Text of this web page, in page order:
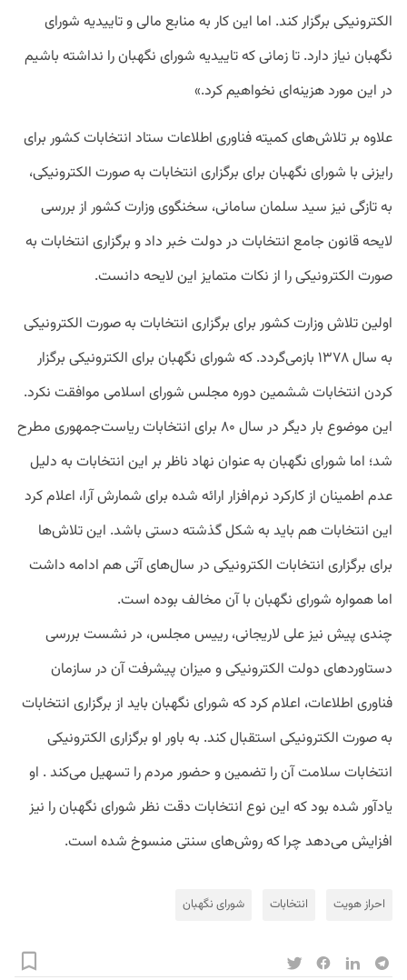
الکترونیکی برگزار کند. اما این کار به منابع مالی و تاییدیه شورای
نگهبان نیاز دارد. تا زمانی که تاییدیه شورای نگهبان را نداشته باشیم
در این مورد هزینه‌ای نخواهیم کرد.»
علاوه بر تلاش‌های کمیته فناوری اطلاعات ستاد انتخابات کشور برای
رایزنی با شورای نگهبان برای برگزاری انتخابات به صورت الکترونیکی،
به تازگی نیز سید سلمان سامانی، سخنگوی وزارت کشور از بررسی
لایحه قانون جامع انتخابات در دولت خبر داد و برگزاری انتخابات به
صورت الکترونیکی را از نکات متمایز این لایحه دانست.
اولین تلاش وزارت کشور برای برگزاری انتخابات به صورت الکترونیکی
به سال ۱۳۷۸ بازمی‌گردد. که شورای نگهبان برای الکترونیکی برگزار
کردن انتخابات ششمین دوره مجلس شورای اسلامی موافقت نکرد.
این موضوع بار دیگر در سال ۸۰ برای انتخابات ریاست‌جمهوری مطرح
شد؛ اما شورای نگهبان به عنوان نهاد ناظر بر این انتخابات به دلیل
عدم اطمینان از کارکرد نرم‌افزار ارائه‌ شده برای شمارش آرا، اعلام کرد
این انتخابات هم باید به شکل گذشته دستی باشد. این تلاش‌ها
برای برگزاری انتخابات الکترونیکی در سال‌‌های آتی هم ادامه داشت
اما همواره شورای نگهبان با آن مخالف بوده است.
چندی پیش نیز علی لاریجانی، رییس مجلس، در نشست بررسی
دستاوردهای دولت الکترونیکی و میزان پیشرفت آن در سازمان
فناوری اطلاعات، اعلام کرد که شورای نگهبان باید از برگزاری انتخابات
به صورت الکترونیکی استقبال کند. به باور او برگزاری الکترونیکی
انتخابات سلامت آن را تضمین و حضور مردم را تسهیل می‌کند . او
یادآور شده بود که این نوع انتخابات دقت نظر شورای نگهبان را نیز
افزایش می‌دهد چرا که روش‌های سنتی منسوخ شده است.
احراز هویت انتخابات شورای نگهبان